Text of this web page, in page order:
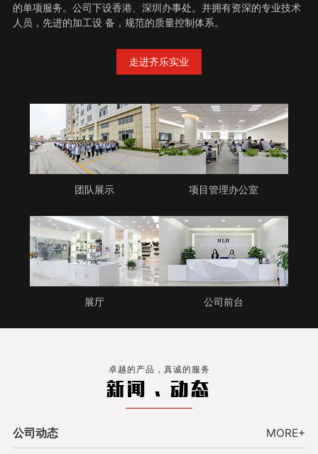
的单项服务。公司下设香港、深圳办事处。并拥有资深的专业技术
人员，先进的加工设 备，规范的质量控制体系。
走进齐乐实业
团队展示 项目管理办公室
展厅 公司前台
卓越的产品，真诚的服务
新闻 . 动态
公司动态 MORE+